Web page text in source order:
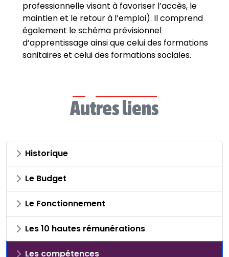
professionnelle visant à favoriser l’accès, le
maintien et le retour à l’emploi). Il comprend
également le schéma prévisionnel
d’apprentissage ainsi que celui des formations
sanitaires et celui des formations sociales.
Autres liens
Historique
Le Budget
Le Fonctionnement
Les 10 hautes rémunérations
Les compétences